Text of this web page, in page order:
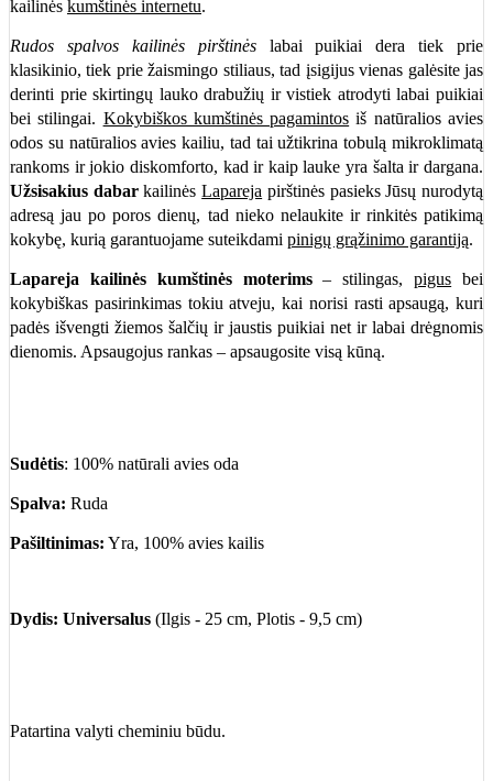
kailinės kumštinės internetu.
Rudos spalvos kailinės pirštinėslabai puikiai dera tiek prie
klasikinio, tiek prie žaismingo stiliaus, tad įsigijus vienas galėsite jas
derinti prie skirtingų lauko drabužių ir vistiek atrodyti labai puikiai
bei stilingai. Kokybiškos kumštinės pagamintos iš natūralios avies
odos su natūralios avies kailiu, tad tai užtikrina tobulą mikroklimatą
rankoms ir jokio diskomforto, kad ir kaip lauke yra šalta ir dargana.
Užsisakius dabarkailinėsLapareja pirštinės pasieks Jūsų nurodytą
adresą jau po poros dienų, tad nieko nelaukite ir rinkitės patikimą
kokybę, kurią garantuojame suteikdami pinigų grąžinimo garantiją.
Lapareja kailinės kumštinės moterims– stilingas,pigus bei
kokybiškas pasirinkimas tokiu atveju, kai norisi rasti apsaugą, kuri
padės išvengti žiemos šalčių ir jaustis puikiai net ir labai drėgnomis
dienomis. Apsaugojus rankas – apsaugosite visą kūną.
Sudėtis: 100% natūrali avies oda
Spalva: Ruda
Pašiltinimas: Yra, 100% avies kailis
Dydis: Universalus (Ilgis - 25 cm, Plotis - 9,5 cm)
Patartina valyti cheminiu būdu.